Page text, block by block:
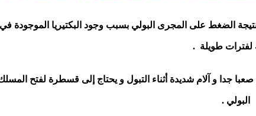
الضغط على المجرى البولي بسبب وجود البكتيريا الموجودة في
لفترات طويلة .
جدا و آلام شديدة أثناء التبول و يحتاج إلى قسطرة لفتح
البولي .